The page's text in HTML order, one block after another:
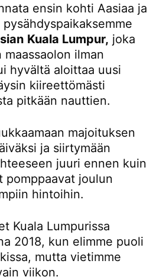
ensin kohti Aasiaa ja
Kuala Lumpur, joka
ilman
hyvältä aloittaa uusi
kiireettömästi
pitkään nauttien.
majoituksen
ja siirtymään
juuri ennen kuin
pomppaavat joulun
hintoihin.
Kuala Lumpurissa
2018, kun elimme puoli
mutta vietimme
viikon.